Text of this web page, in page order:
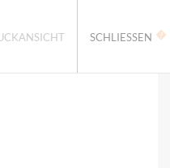
�
SCHLIESSEN